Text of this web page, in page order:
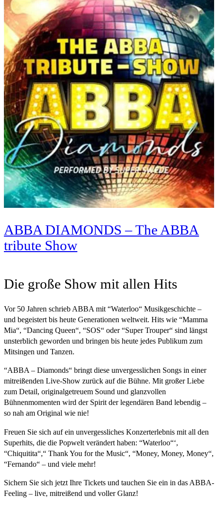
ABBA DIAMONDS – The ABBA
tribute Show
Die große Show mit allen Hits
Vor 50 Jahren schrieb ABBA mit “Waterloo“ Musikgeschichte –
und begeistert bis heute Generationen weltweit. Hits wie “Mamma
Mia“, “Dancing Queen“, “SOS“ oder “Super Trouper“ sind längst
unsterblich geworden und bringen bis heute jedes Publikum zum
Mitsingen und Tanzen.
“ABBA – Diamonds“ bringt diese unvergesslichen Songs in einer
mitreißenden Live-Show zurück auf die Bühne. Mit großer Liebe
zum Detail, originalgetreuem Sound und glanzvollen
Bühnenmomenten wird der Spirit der legendären Band lebendig –
so nah am Original wie nie!
Freuen Sie sich auf ein unvergessliches Konzerterlebnis mit all den
Superhits, die die Popwelt verändert haben: “Waterloo“‘,
“Chiquitita“,“ Thank You for the Music“, “Money, Money, Money“,
“Fernando“ – und viele mehr!
Sichern Sie sich jetzt Ihre Tickets und tauchen Sie ein in das ABBA-
Feeling – live, mitreißend und voller Glanz!